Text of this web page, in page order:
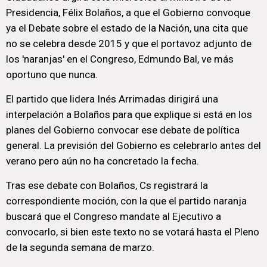
Presidencia, Félix Bolaños, a que el Gobierno convoque
ya el Debate sobre el estado de la Nación, una cita que
no se celebra desde 2015 y que el portavoz adjunto de
los 'naranjas' en el Congreso, Edmundo Bal, ve más
oportuno que nunca.
El partido que lidera Inés Arrimadas dirigirá una
interpelación a Bolaños para que explique si está en los
planes del Gobierno convocar ese debate de política
general. La previsión del Gobierno es celebrarlo antes del
verano pero aún no ha concretado la fecha.
Tras ese debate con Bolaños, Cs registrará la
correspondiente moción, con la que el partido naranja
buscará que el Congreso mandate al Ejecutivo a
convocarlo, si bien este texto no se votará hasta el Pleno
de la segunda semana de marzo.